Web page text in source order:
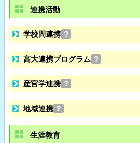
連携活動
学校間連携 ？
高大連携プログラム ？
産官学連携 ？
地域連携 ？
生涯教育